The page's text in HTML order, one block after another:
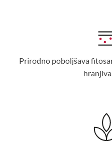
Prirodno poboljšava